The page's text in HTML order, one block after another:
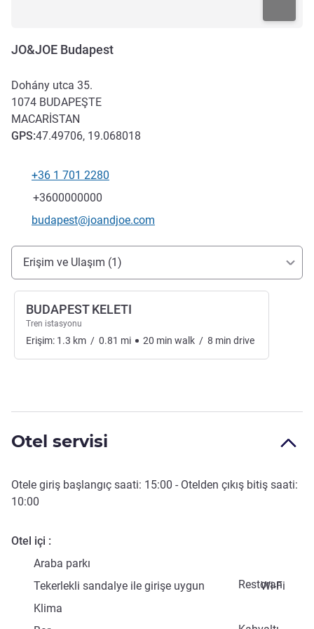
JO&JOE Budapest
Dohány utca 35.
1074 BUDAPEŞTE
MACARISTAN
GPS:47.49706, 19.068018
Telefon
+36 1 701 2280
Faks
+3600000000
İletişim için e-posta
budapest@joandjoe.com
Erişim ve ulaşım
Erişim ve Ulaşım (1)
BUDAPEST KELETI
Tren istasyonu
Erişim: 1.3 km / 0.81 mi 20 min walk / 8 min drive
Otel servisi
Otele giriş başlangıç saati: 15:00 - Otelden çıkış bitiş saati:
10:00
Otel içi
Araba parkı
Restoran
Tekerlekli sandalye ile girişe uygun
Wi-Fi
Klima